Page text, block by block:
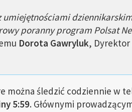
umiejętnościami
poranny program Polsat
Dorota Gawryluk, Dyrektor
można śledzić codziennie w
5:59. Głównymi